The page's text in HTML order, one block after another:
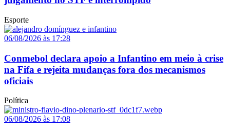
Esporte
06/08/2026 às 17:28
Conmebol declara apoio a Infantino em meio à crise
na Fifa e rejeita mudanças fora dos mecanismos
oficiais
Política
06/08/2026 às 17:08